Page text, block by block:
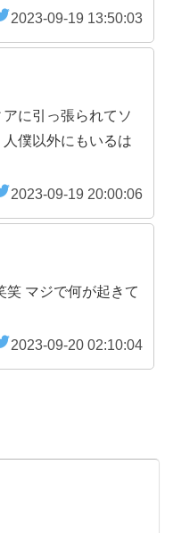
2023-09-19 13:50:03
に引っ張られてソ
僕以外にもいるは
2023-09-19 20:00:06
笑 マジで何が起きて
2023-09-20 02:10:04